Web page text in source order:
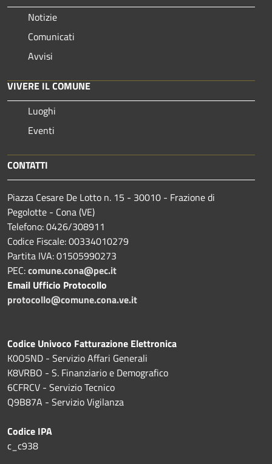
Notizie
Comunicati
Avvisi
VIVERE IL COMUNE
Luoghi
Eventi
CONTATTI
Piazza Cesare De Lotto n. 15 - 30010 - Frazione di
Pegolotte - Cona (VE)
Telefono: 0426/308911
Codice Fiscale: 00334010279
Partita IVA: 01505990273
PEC:comune.cona@pec.it
Email Ufficio Protocollo
protocollo@comune.cona.ve.it
Codice Univoco Fatturazione Elettronica
K0O5ND - Servizio Affari Generali
K8VRBO - S. Finanziario e Demografico
6CFRCV - Servizio Tecnico
Q9B87A - Servizio Vigilanza
Codice IPA
c_c938